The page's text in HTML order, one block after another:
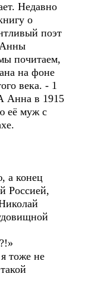
Недавно
о
поэт
почитаем,
на фоне
века. - 1
Анна в 1915
её муж с
а конец
Россией,
тоже не